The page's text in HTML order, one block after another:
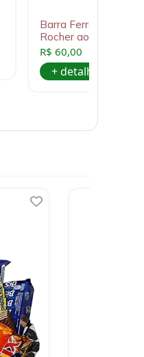
Barra Ferrero
Rocher ao leite 90g
R$ 60,00
+ detalhes